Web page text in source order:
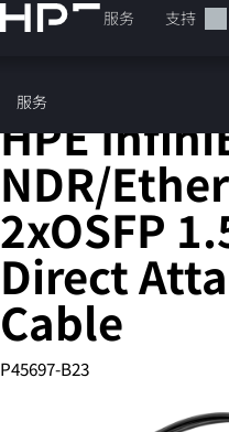
转
到
目
录
产品 服务 支持
服务
您的购物
前往 HPE 商店
立
InfiniBand 线缆
HPE
NDR/
2xOSFP
Direct
Cable
P45697-B23